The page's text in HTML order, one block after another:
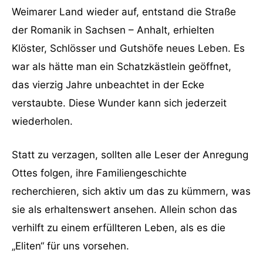
Weimarer Land wieder auf, entstand die Straße
der Romanik in Sachsen – Anhalt, erhielten
Klöster, Schlösser und Gutshöfe neues Leben. Es
war als hätte man ein Schatzkästlein geöffnet,
das vierzig Jahre unbeachtet in der Ecke
verstaubte. Diese Wunder kann sich jederzeit
wiederholen.
Statt zu verzagen, sollten alle Leser der Anregung
Ottes folgen, ihre Familiengeschichte
recherchieren, sich aktiv um das zu kümmern, was
sie als erhaltenswert ansehen. Allein schon das
verhilft zu einem erfüllteren Leben, als es die
„Eliten“ für uns vorsehen.